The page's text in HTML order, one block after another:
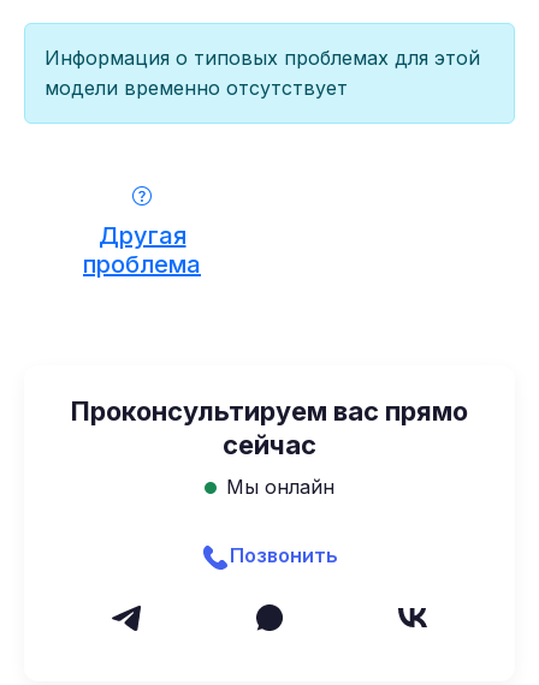
Информация о типовых проблемах для этой
модели временно отсутствует
Другая
проблема
Проконсультируем вас прямо
сейчас
Мы онлайн
Позвонить